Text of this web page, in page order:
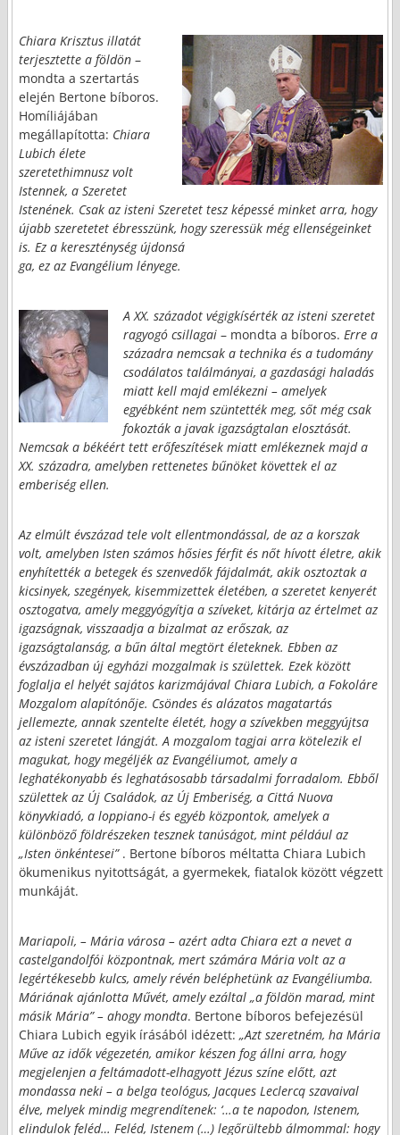
Chiara Krisztus illatát
terjesztette a földön–
mondta a szertartás
elején Bertone bíboros.
Homíliájában
megállapította: Chiara
Lubich élete
szeretethimnusz volt
Istennek, a Szeretet
Istenének. Csak az isteni Szeretet tesz képessé minket arra, hogy
újabb szeretetet ébresszünk, hogy szeressük még ellenségeinket
is. Ez a kereszténység újdonsá
ga, ez az Evangélium lényege.
A XX. századot végigkísérték az isteni szeretet
ragyogó csillagai – mondta a bíboros. Erre a
századra nemcsak a technika és a tudomány
csodálatos találmányai, a gazdasági haladás
miatt kell majd emlékezni – amelyek
egyébként nem szüntették meg, sőt még csak
fokozták a javak igazságtalan elosztását.
Nemcsak a békéért tett erőfeszítések miatt emlékeznek majd a
XX. századra, amelyben rettenetes bűnöket követtek el az
emberiség ellen.
Az elmúlt évszázad tele volt ellentmondással, de az a korszak
volt, amelyben Isten számos hősies férfit és nőt hívott életre, akik
enyhítették a betegek és szenvedők fájdalmát, akik osztoztak a
kicsinyek, szegények, kisemmizettek életében, a szeretet kenyerét
osztogatva, amely meggyógyítja a szíveket, kitárja az értelmet az
igazságnak, visszaadja a bizalmat az erőszak, az
igazságtalanság, a bűn által megtört életeknek. Ebben az
évszázadban új egyházi mozgalmak is születtek. Ezek között
foglalja el helyét sajátos karizmájával Chiara Lubich, a Fokoláre
Mozgalom alapítónője. Csöndes és alázatos magatartás
jellemezte, annak szentelte életét, hogy a szívekben meggyújtsa
az isteni szeretet lángját. A mozgalom tagjai arra kötelezik el
magukat, hogy megéljék az Evangéliumot, amely a
leghatékonyabb és leghatásosabb társadalmi forradalom. Ebből
születtek az Új Családok, az Új Emberiség, a Cittá Nuova
könyvkiadó, a loppiano-i és egyéb központok, amelyek a
különböző földrészeken tesznek tanúságot, mint például az
„Isten önkéntesei”. Bertone bíboros méltatta Chiara Lubich
ökumenikus nyitottságát, a gyermekek, fiatalok között végzett
munkáját.
Mariapoli, – Mária városa – azért adta Chiara ezt a nevet a
castelgandolfói központnak, mert számára Mária volt az a
legértékesebb kulcs, amely révén beléphetünk az Evangéliumba.
Máriának ajánlotta Művét, amely ezáltal „a földön marad, mint
másik Mária” – ahogy mondta. Bertone bíboros befejezésül
Chiara Lubich egyik írásából idézett: „Azt szeretném, ha Mária
Műve az idők végezetén, amikor készen fog állni arra, hogy
megjelenjen a feltámadott-elhagyott Jézus színe előtt, azt
mondassa neki – a belga teológus, Jacques Leclercq szavaival
élve, melyek mindig megrendítenek: ‘…a te napodon, Istenem,
elindulok feléd… Feléd, Istenem (…) legőrültebb álmommal: hogy